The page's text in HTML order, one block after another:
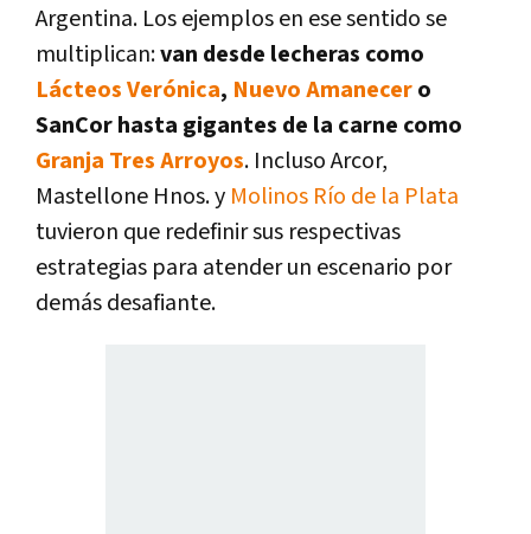
Argentina. Los ejemplos en ese sentido se
multiplican:van desde lecheras como
Lácteos Verónica, Nuevo Amanecero
SanCor hasta gigantes de la carne como
Granja Tres Arroyos. Incluso Arcor,
Mastellone Hnos. y Molinos Río de la Plata
tuvieron que redefinir sus respectivas
estrategias para atender un escenario por
demás desafiante.